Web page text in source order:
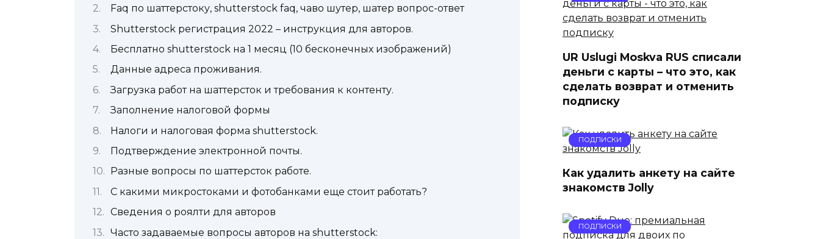
Faq по шаттерстоку, shutterstock faq, чаво шутер, шатер вопрос-ответ
Shutterstock регистрация 2022 – инструкция для авторов.
Бесплатно shutterstock на 1 месяц (10 бесконечных изображений)
Данные адреса проживания.
Загрузка работ на шаттерсток и требования к контенту.
Заполнение налоговой формы
Налоги и налоговая форма shutterstock.
Подтверждение электронной почты.
Разные вопросы по шаттерсток работе.
С какими микростоками и фотобанками еще стоит работать?
Сведения о роялти для авторов
Часто задаваемые вопросы авторов на shutterstock:
UR Uslugi Moskva RUS списали
деньги с карты – что это, как
сделать возврат и отменить
подписку
ПОДПИСКИ
Как удалить анкету на сайте
знакомств Jolly
ПОДПИСКИ